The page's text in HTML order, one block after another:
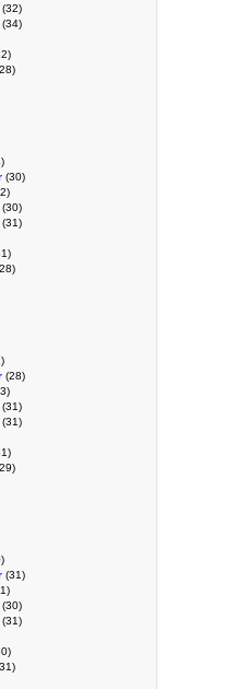
(32)
(34)
(30)
(30)
(31)
(28)
(31)
(31)
(31)
(30)
(31)